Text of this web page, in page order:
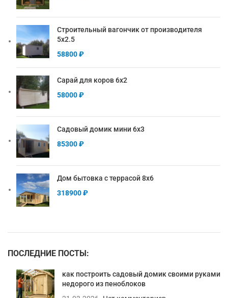
Строительный вагончик от производителя
5х2.5
58800₽
Сарай для коров 6х2
58000₽
Садовый домик мини 6х3
85300₽
Дом бытовка с террасой 8х6
318900₽
ПОСЛЕДНИЕ ПОСТЫ:
как построить садовый домик своими руками
недорого из пеноблоков